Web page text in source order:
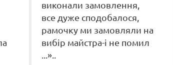
виконали замовлення,
все дуже сподобалося,
рамочку ми замовляли на
вибір майстра-і не помил
...»..